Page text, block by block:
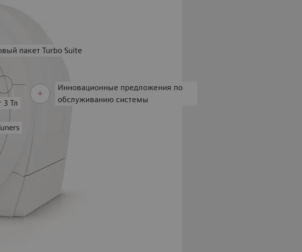
пакет Turbo Suite
Инновационные предложения по
обслуживанию системы
Тл